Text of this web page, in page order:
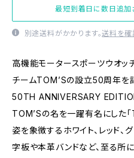
最短到着日に数日追加
別途送料がかかります。送料を確
高機能モータースポーツウオッ
チームTOM’Sの設立50周年を
50TH ANNIVERSARY EDITION
TOM’Sの名を一躍有名にした
姿を象徴するホワイト、レッド、
字板や本革バンドなど、至る所